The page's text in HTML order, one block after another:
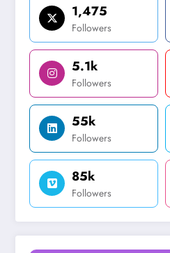
1,475
Followers
5.1k
Followers
55k
Followers
85k
Followers